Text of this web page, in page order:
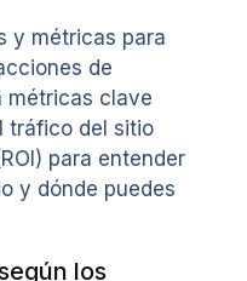
y métricas para
de
métricas clave
tráfico del sitio
para entender
y dónde puedes
los